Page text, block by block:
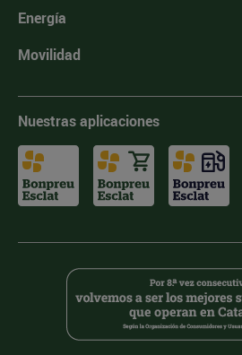
Energía
Movilidad
Nuestras aplicaciones